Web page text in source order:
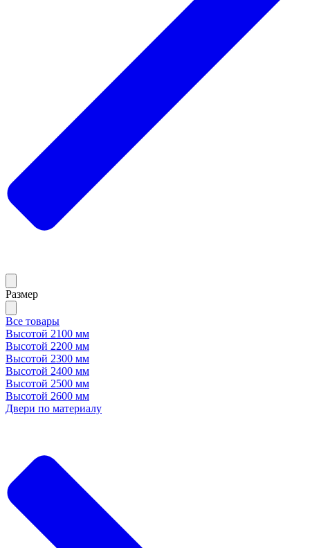
Размер
Все товары
Высотой 2100 мм
Высотой 2200 мм
Высотой 2300 мм
Высотой 2400 мм
Высотой 2500 мм
Высотой 2600 мм
Двери по материалу